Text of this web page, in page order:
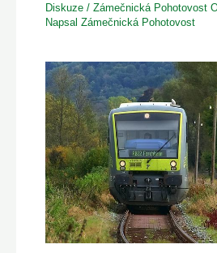
Diskuze /Zámečnická Pohotovost
NapsalZámečnická Pohotovost